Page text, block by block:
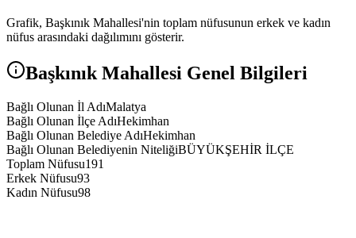
Grafik, Başkınık Mahallesi'nin toplam nüfusunun erkek ve kadın
nüfus arasındaki dağılımını gösterir.
Başkınık Mahallesi Genel Bilgileri
Bağlı Olunan İl AdıMalatya
Bağlı Olunan İlçe AdıHekimhan
Bağlı Olunan Belediye AdıHekimhan
Bağlı Olunan Belediyenin NiteliğiBÜYÜKŞEHİR İLÇE
Toplam Nüfusu191
Erkek Nüfusu93
Kadın Nüfusu98